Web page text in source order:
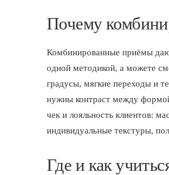
Почему
Комбинированные приёмы
одной методикой, а можете
градусы, мягкие переходы и
нужны контраст между
чек и лояльность клиентов:
индивидуальные текстуры,
Где и как